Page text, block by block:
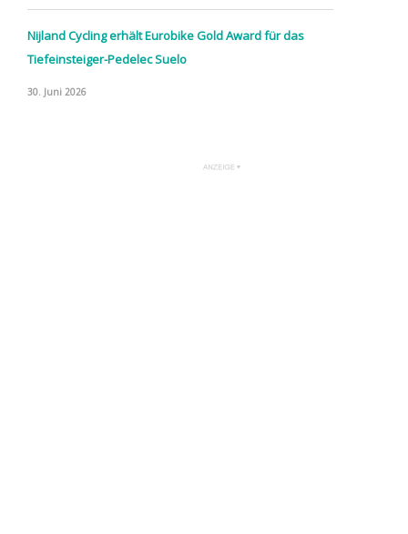
Nijland Cycling erhält Eurobike Gold Award für das
Tiefeinsteiger-Pedelec Suelo
30. Juni 2026